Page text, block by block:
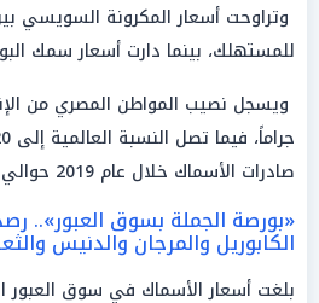
للمستهلك، بينما دارت أسعار سمك البوري حول 175
صادرات الأسماك خلال عام 2019 حوالي 35 ألف طن.
«بورصة الجملة بسوق العبور»..
الكابوريل والمرجان والدنيس
بلغت أسعار الأسماك في سوق العبور